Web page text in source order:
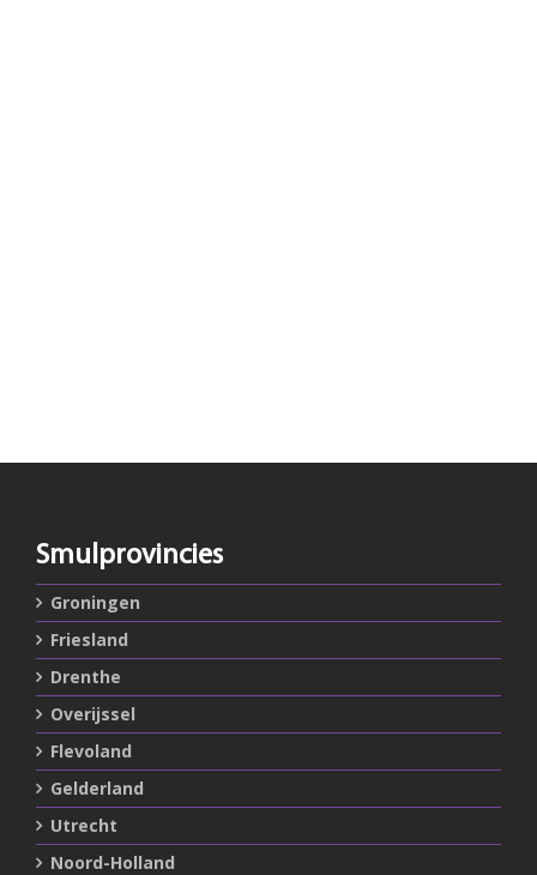
Smulprovincies
Groningen
Friesland
Drenthe
Overijssel
Flevoland
Gelderland
Utrecht
Noord-Holland